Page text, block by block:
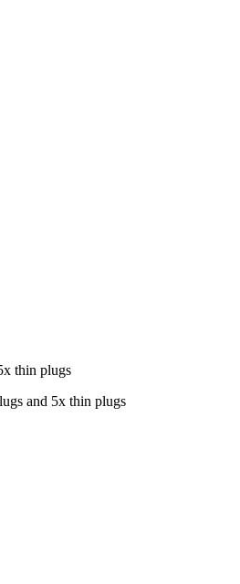
and 5x thin plugs